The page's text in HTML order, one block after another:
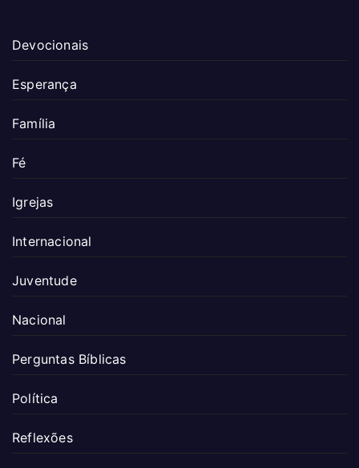
Devocionais
Esperança
Família
Fé
Igrejas
Internacional
Juventude
Nacional
Perguntas Bíblicas
Política
Reflexões